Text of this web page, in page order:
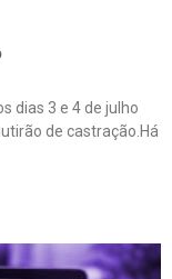
dias 3 e 4 de julho
de castração.Há